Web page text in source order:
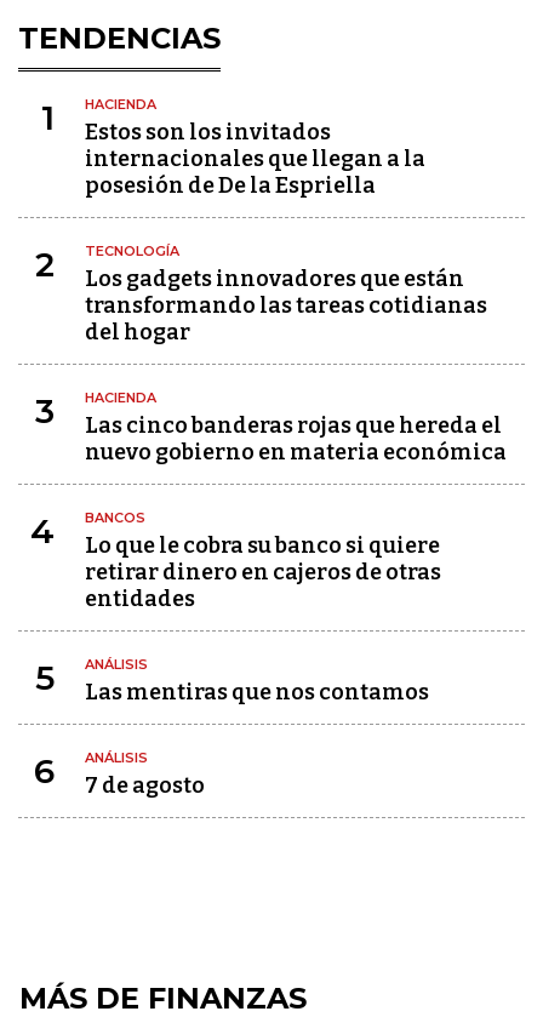
TENDENCIAS
1 HACIENDA
Estos son los invitados
internacionales que llegan a la
posesión de De la Espriella
2 TECNOLOGÍA
Los gadgets innovadores que están
transformando las tareas cotidianas
del hogar
3 HACIENDA
Las cinco banderas rojas que hereda el
nuevo gobierno en materia económica
4 BANCOS
Lo que le cobra su banco si quiere
retirar dinero en cajeros de otras
entidades
5 ANÁLISIS
Las mentiras que nos contamos
6 ANÁLISIS
7 de agosto
MÁS DE FINANZAS